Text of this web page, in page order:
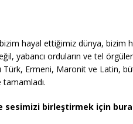
hayal ettiğimiz dünya, bizim
yabancı orduların ve tel
Türk, Ermeni, Maronit ve
tamamladı.
sesimizi birleştirmek için